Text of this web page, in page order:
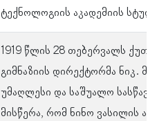
ტექნოლოგიის აკადემიის
1919 წლის 28 თებერვალს
გიმნაზიის დირექტორმა ნიკ.
უმაღლესი და საშუალო
მისწერა, რომ ნინო ვასილის